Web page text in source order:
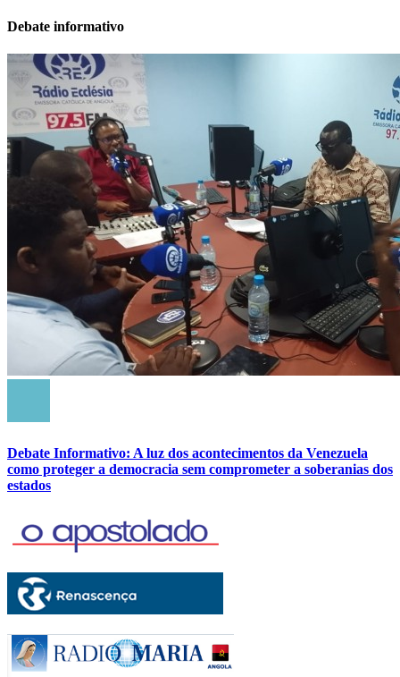
Debate informativo
Debate Informativo: A luz dos acontecimentos da Venezuela
como proteger a democracia sem comprometer a soberanias dos
estados